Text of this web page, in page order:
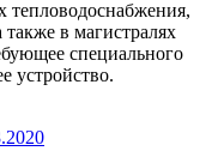
тепловодоснабжения,
в магистралях
специального
устройство.